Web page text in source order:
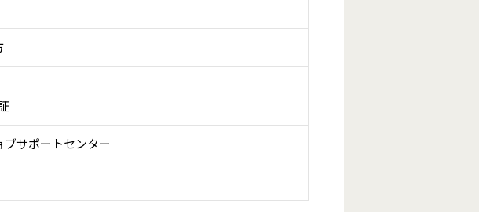
ブサポートセンター